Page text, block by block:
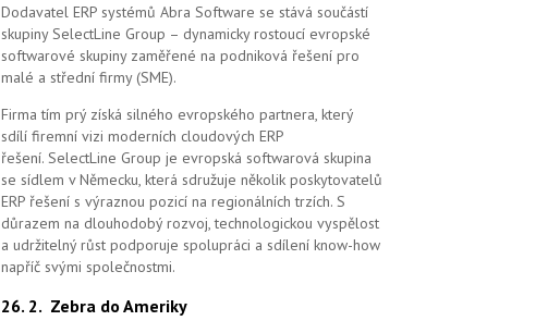
Dodavatel ERP systémů Abra Software se stává součástí
skupiny SelectLine Group – dynamicky rostoucí evropské
softwarové skupiny zaměřené na podniková řešení pro
malé a střední firmy (SME).
Firma tím prý získá silného evropského partnera, který
sdílí firemní vizi moderních cloudových ERP
řešení. SelectLine Group je evropská softwarová skupina
se sídlem v Německu, která sdružuje několik poskytovatelů
ERP řešení s výraznou pozicí na regionálních trzích. S
důrazem na dlouhodobý rozvoj, technologickou vyspělost
a udržitelný růst podporuje spolupráci a sdílení know-how
napříč svými společnostmi.
26. 2. Zebra do Ameriky